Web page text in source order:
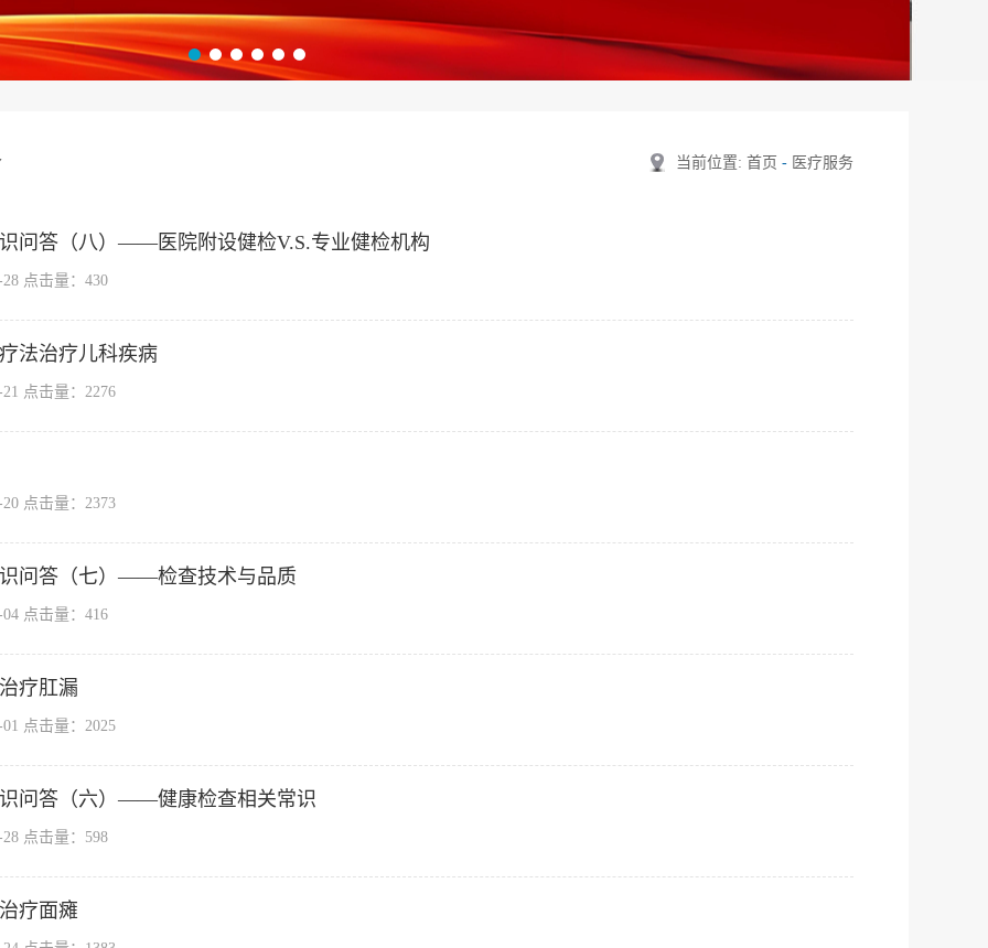
当前位置: 首页 - 医疗服务
问答（八）——医院附设健检V.S.专业健检机构
点击量： 430
法治疗儿科疾病
点击量： 2276
点击量： 2373
问答（七）——检查技术与品质
点击量： 416
疗肛漏
点击量： 2025
问答（六）——健康检查相关常识
点击量： 598
疗面瘫